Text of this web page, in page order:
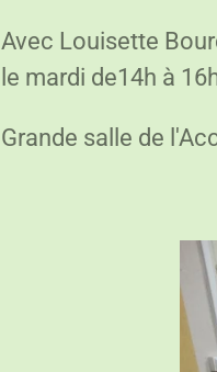
Avec Louisette
le mardi de14h à
Grande salle de